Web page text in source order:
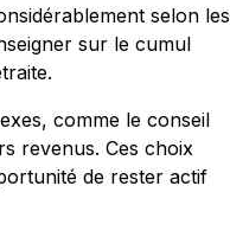
selon les
sur le cumul
comme le conseil
revenus. Ces choix
de rester actif